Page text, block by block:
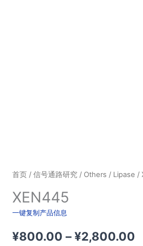
首页/ 信号通路研究/ Others / Lipase /
XEN445
一键复制产品信息
¥800.00 – ¥2,800.00价